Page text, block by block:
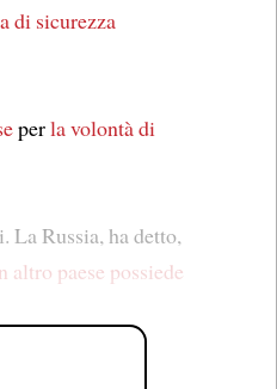
di sicurezza
perla volontà di
La Russia, ha detto,
altro paese possiede